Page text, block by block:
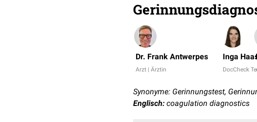
Dr. Frank Antwerpes
Arzt | Ärztin
Inga
DocCheck
Synonyme: Gerinnungstest,
Englisch: coagulation diagnostics